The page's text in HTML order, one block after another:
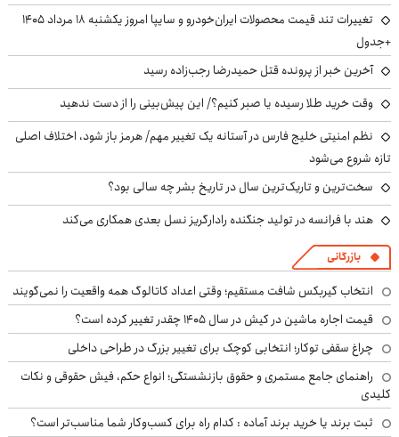
تغییرات تند قیمت محصولات ایران‌خودرو و سایپا امروز یکشنبه ۱۸ مرداد ۱۴۰۵
+جدول
آخرین خبر از پرونده قتل حمیدرضا رجب‌زاده رسید
وقت خرید طلا رسیده یا صبر کنیم؟/ این پیش‌بینی را از دست ندهید
نظم امنیتی خلیج فارس در آستانه یک تغییر مهم/ هرمز باز شود، اختلاف اصلی
تازه شروع می‌شود
سخت‌ترین و تاریک‌ترین سال در تاریخ بشر چه سالی بود؟
هند با فرانسه در تولید جنگنده رادارگریز نسل بعدی همکاری می‌کند
بازرگانی
انتخاب گیربکس شافت مستقیم؛ وقتی اعداد کاتالوگ همه واقعیت را نمی‌گویند
قیمت اجاره ماشین در کیش در سال ۱۴۰۵ چقدر تغییر کرده است؟
چراغ سقفی توکار؛ انتخابی کوچک برای تغییر بزرگ در طراحی داخلی
راهنمای جامع مستمری و حقوق بازنشستگی؛ انواع حکم، فیش حقوقی و نکات
کلیدی
ثبت برند یا خرید برند آماده : کدام راه برای کسب‌وکار شما مناسب‌تر است؟